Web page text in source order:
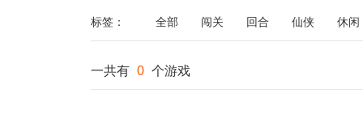
标签： 全部 闯关 回合 仙侠 休闲
一共有 0 个游戏